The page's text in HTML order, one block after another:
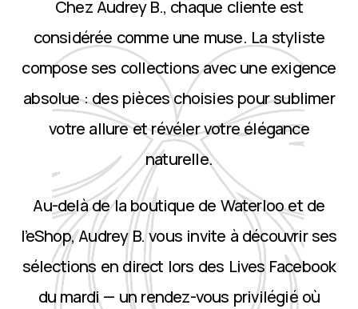
Chez Audrey B., chaque cliente est
considérée comme une muse. La styliste
compose ses collections avec une exigence
absolue : des pièces choisies pour sublimer
votre allure et révéler votre élégance
naturelle.
Au-delà de la boutique de Waterloo et de
l’eShop, Audrey B. vous invite à découvrir ses
sélections en direct lors des Lives Facebook
du mardi — un rendez-vous privilégié où